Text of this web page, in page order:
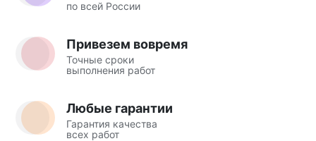
по всей России
Привезем вовремя
Точные сроки
выполнения работ
Любые гарантии
Гарантия качества
всех работ